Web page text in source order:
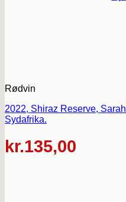
Rødvin
2022, Shiraz Reserve,
Sydafrika.
kr.135,00